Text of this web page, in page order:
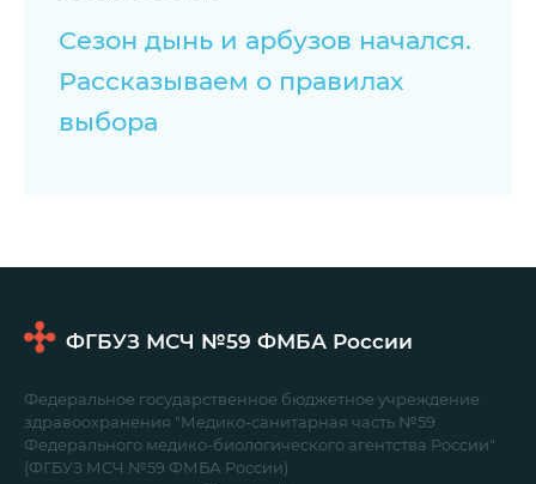
Сезон дынь и арбузов начался.
Рассказываем о правилах
выбора
ФГБУЗ МСЧ №59 ФМБА России
Федеральное государственное бюджетное учреждение
здравоохранения "Медико-санитарная часть №59
Федерального медико-биологического агентства России"
(ФГБУЗ МСЧ №59 ФМБА России)